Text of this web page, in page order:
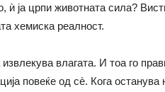
ѝ ја црпи животната сила?
хемиска реалност.
влагата. И тоа го
повеќе од сè. Кога